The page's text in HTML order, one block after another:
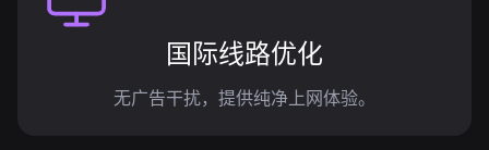
国际线路优化
无广告干扰，提供纯净上网体验。